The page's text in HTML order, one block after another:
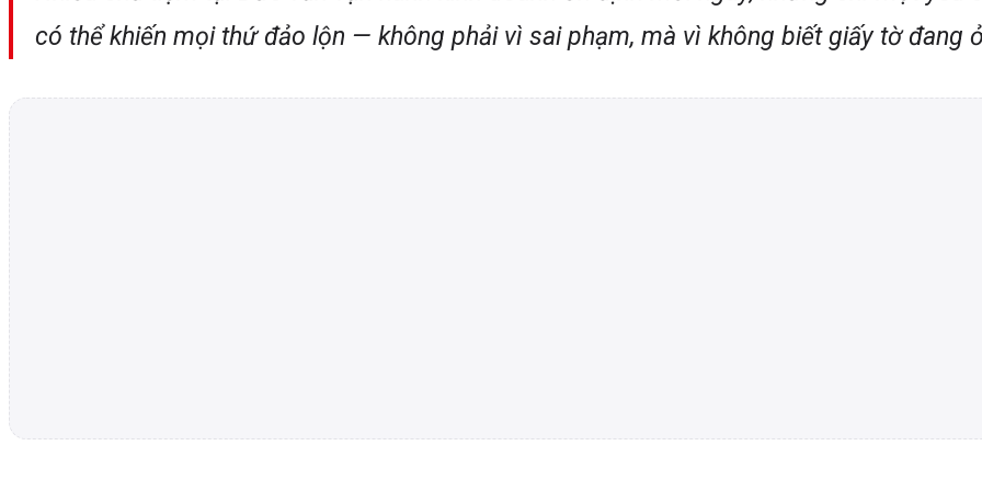
có thể khiến mọi thứ đảo lộn — không phải vì sai phạm, mà vì không biết giấy tờ đang